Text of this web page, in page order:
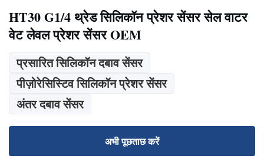
HT30 G1/4 थ्रेड सिलिकॉन प्रेशर सेंसर सेल वाटर
वेट लेवल प्रेशर सेंसर OEM
प्रसारित सिलिकॉन दबाव सेंसर
पीज़ोरेसिस्टिव सिलिकॉन प्रेशर सेंसर
अंतर दबाव सेंसर
अभी पूछताछ करें